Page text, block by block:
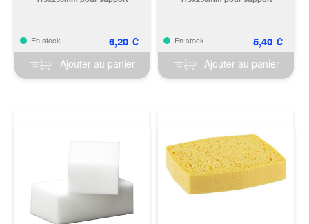
En stock 6,20€
Ajouter au panier
En stock 5,40€
Ajouter au panier